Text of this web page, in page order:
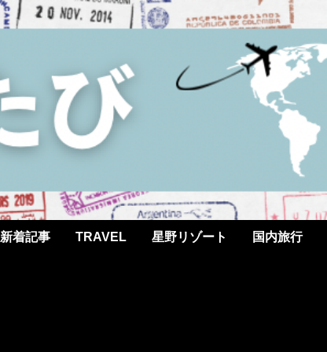
新着記事 TRAVEL 星野リゾート 国内旅行